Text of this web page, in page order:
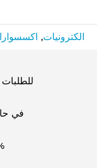
الكترونيات,
للطلبات
في
وسائل